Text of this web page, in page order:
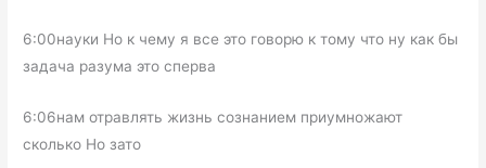
6:00науки Но к чему я все это говорю к тому что ну как бы
задача разума это сперва
6:06нам отравлять жизнь сознанием приумножают
сколько Но зато